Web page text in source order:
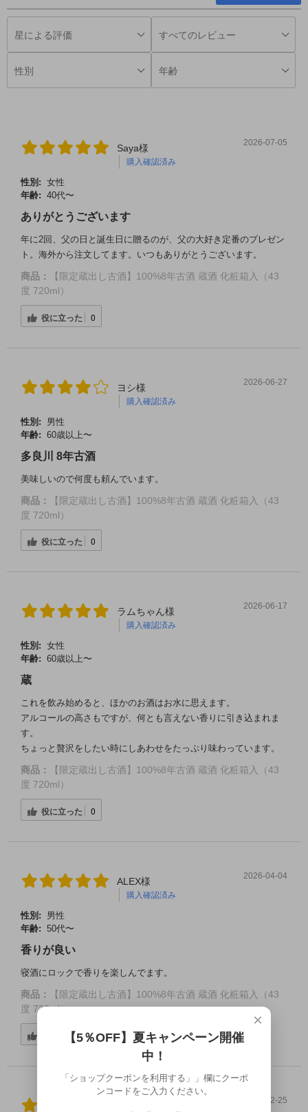
Saya様
購入確認済み
2026-07-05
性別: 女性
年齢: 40代〜
ありがとうございます
年に2回、父の日と誕生日に贈るのが、父の大好き定番のプレゼン
ト。海外から注文してます。いつもありがとうございます。
商品：
【限定蔵出し古酒】100%8年古酒 蔵酒 化粧箱入（43
度 720ml）
役に立った 0
ヨシ様
購入確認済み
2026-06-27
性別:
男性
年齢: 60歳以上〜
多良川 8年古酒
美味しいので何度も頼んでいます。
商品：
【限定蔵出し古酒】100%8年古酒 蔵酒 化粧箱入（43
度 720ml）
役に立った 0
ラムちゃん様
購入確認済み
2026-06-17
性別: 女性
年齢: 60歳以上〜
蔵
これを飲み始めると、ほかのお酒はお水に思えます。
アルコールの高さもですが、何とも言えない香りに引き込まれま
す。
ちょっと贅沢をしたい時にしあわせをたっぷり味わっています。
商品：
【限定蔵出し古酒】100%8年古酒 蔵酒 化粧箱入（43
度 720ml）
役に立った 0
ALEX様
購入確認済み
2026-04-04
性別:
男性
年齢: 50代〜
香りが良い
寝酒にロックで香りを楽しんでます。
商品：
【限定蔵出し古酒】100%8年古酒 蔵酒 化粧箱入（43
度 720ml）
役に立った 0
2025-02-25
×
【5％OFF】夏キャンペーン開催
中！
「ショップクーポンを利用する」」欄にクーポ
ンコードをご入力ください。